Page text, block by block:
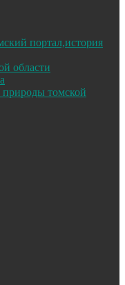
портал,история
области
природы томской